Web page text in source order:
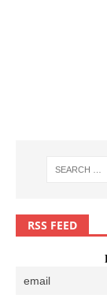
RSS FEED